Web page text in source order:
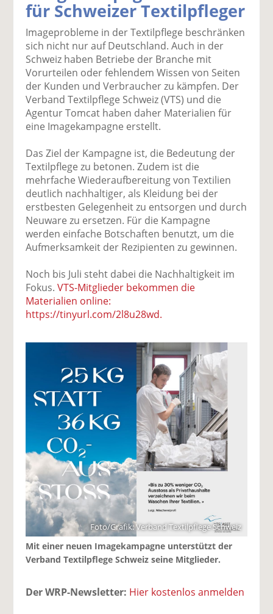
k
el
a
uf
F
ac
e
b
o
te
il
e
n
k
el
t
wi
tt
er
n
k
el
a
uf
Li
n
k
e
di
il
e
n
k
el
p
E
m
ai
l
v
se
n
e
n
k
D
e
n
für Schweizer Textilpfleger
Imageprobleme in der Textilpflege beschränken
sich nicht nur auf Deutschland. Auch in der
Schweiz haben Betriebe der Branche mit
Vorurteilen oder fehlendem Wissen von Seiten
der Kunden und Verbraucher zu kämpfen. Der
Verband Textilpflege Schweiz (VTS) und die
Agentur Tomcat haben daher Materialien für
eine Imagekampagne erstellt.
Das Ziel der Kampagne ist, die Bedeutung der
Textilpflege zu betonen. Zudem ist die
mehrfache Wiederaufbereitung von Textilien
deutlich nachhaltiger, als Kleidung bei der
erstbesten Gelegenheit zu entsorgen und durch
Neuware zu ersetzen. Für die Kampagne
werden einfache Botschaften benutzt, um die
Aufmerksamkeit der Rezipienten zu gewinnen.
Noch bis Juli steht dabei die Nachhaltigkeit im
Fokus. VTS-Mitglieder bekommen die
Materialien online:
https://tinyurl.com/2l8u28wd.
Foto/Grafik: Verband Textilpflege Schweiz
Mit einer neuen Imagekampagne unterstützt der
Verband Textilpflege Schweiz seine Mitglieder.
Der WRP-Newsletter: Hier kostenlos anmelden